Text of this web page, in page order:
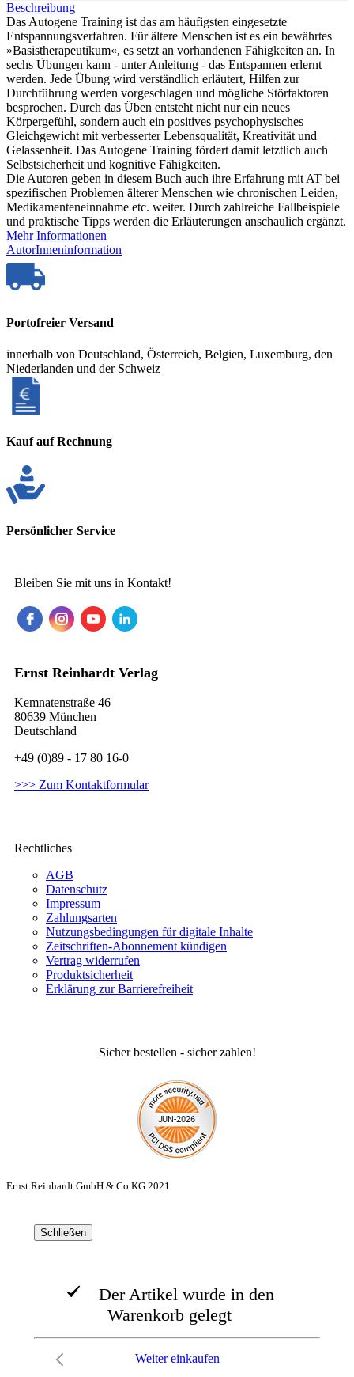
Beschreibung
Das Autogene Training ist das am häufigsten eingesetzte
Entspannungsverfahren. Für ältere Menschen ist es ein bewährtes
»Basistherapeutikum«, es setzt an vorhandenen Fähigkeiten an. In
sechs Übungen kann - unter Anleitung - das Entspannen erlernt
werden. Jede Übung wird verständlich erläutert, Hilfen zur
Durchführung werden vorgeschlagen und mögliche Störfaktoren
besprochen. Durch das Üben entsteht nicht nur ein neues
Körpergefühl, sondern auch ein positives psychophysisches
Gleichgewicht mit verbesserter Lebensqualität, Kreativität und
Gelassenheit. Das Autogene Training fördert damit letztlich auch
Selbstsicherheit und kognitive Fähigkeiten.
Die Autoren geben in diesem Buch auch ihre Erfahrung mit AT bei
spezifischen Problemen älterer Menschen wie chronischen Leiden,
Medikamenteneinnahme etc. weiter. Durch zahlreiche Fallbeispiele
und praktische Tipps werden die Erläuterungen anschaulich ergänzt.
Mehr Informationen
AutorInneninformation
Portofreier Versand
innerhalb von Deutschland, Österreich, Belgien, Luxemburg, den
Niederlanden und der Schweiz
Kauf auf Rechnung
Persönlicher Service
Bleiben Sie mit uns in Kontakt!
Ernst Reinhardt Verlag
Kemnatenstraße 46
80639 München
Deutschland
+49 (0)89 - 17 80 16-0
>>> Zum Kontaktformular
Rechtliches
AGB
Datenschutz
Impressum
Zahlungsarten
Nutzungsbedingungen für digitale Inhalte
Zeitschriften-Abonnement kündigen
Vertrag widerrufen
Produktsicherheit
Erklärung zur Barrierefreiheit
Sicher bestellen - sicher zahlen!
Ernst Reinhardt GmbH & Co KG 2021
Schließen
Der Artikel wurde in den
Warenkorb gelegt
Weiter einkaufen